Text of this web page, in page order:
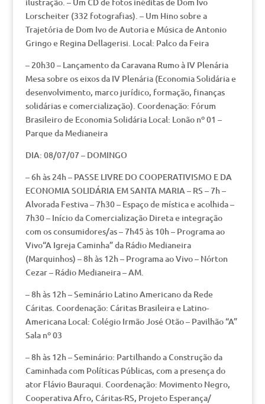
Lorscheiter (332 fotografias). – Um Hino sobre a
Trajetória de Dom Ivo de Autoria e Música de Antonio
Gringo e Regina Dellagerisi. Local: Palco da Feira
– 20h30 – Lançamento da Caravana Rumo à IV Plenária
Mesa sobre os eixos da IV Plenária (Economia Solidária e
desenvolvimento, marco jurídico, formação, finanças
solidárias e comercialização). Coordenação: Fórum
Brasileiro de Economia Solidária Local: Lonão nº 01 –
Parque da Medianeira
DIA: 08/07/07 – DOMINGO
– 6h às 24h – PASSE LIVRE DO COOPERATIVISMO E DA
ECONOMIA SOLIDÁRIA EM SANTA MARIA – RS – 7h –
Alvorada Festiva – 7h30 – Espaço de mística e acolhida –
7h30 – Início da Comercialização Direta e integração
com os consumidores/as – 7h45 às 10h – Programa ao
Vivo“A Igreja Caminha” da Rádio Medianeira
(Marquinhos) – 8h às 12h – Programa ao Vivo – Nórton
Cezar – Rádio Medianeira – AM.
– 8h às 12h – Seminário Latino Americano da Rede
Cáritas. Coordenação: Cáritas Brasileira e Latino-
Americana Local: Colégio Irmão José Otão – Pavilhão “A”
Sala nº 03
– 8h às 12h – Seminário: Partilhando a Construção da
Caminhada com Políticas Públicas, com a presença do
ator Flávio Bauraqui. Coordenação: Movimento Negro,
Cooperativa Afro, Cáritas-RS, Projeto Esperança/